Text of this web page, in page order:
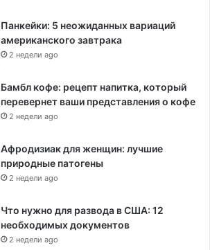
Панкейки: 5 неожиданных вариаций
американского завтрака
2 недели ago
Бамбл кофе: рецепт напитка, который
перевернет ваши представления о кофе
2 недели ago
Афродизиак для женщин: лучшие
природные патогены
2 недели ago
Что нужно для развода в США: 12
необходимых документов
2 недели ago